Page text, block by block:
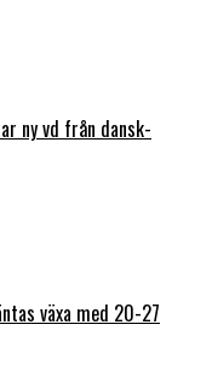
ny vd från dansk-
växa med 20-27